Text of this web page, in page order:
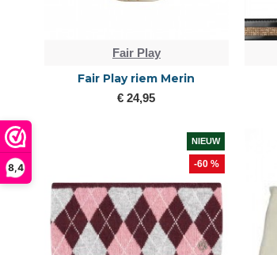
8,4
Fair Play
Fair Play riem Merin
€ 24,95
NIEUW
-60 %